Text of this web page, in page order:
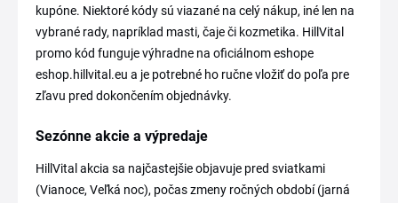
kupóne. Niektoré kódy sú viazané na celý nákup, iné len na
vybrané rady, napríklad masti, čaje či kozmetika. HillVital
promo kód funguje výhradne na oficiálnom eshope
eshop.hillvital.eu a je potrebné ho ručne vložiť do poľa pre
zľavu pred dokončením objednávky.
Sezónne akcie a výpredaje
HillVital akcia sa najčastejšie objavuje pred sviatkami
(Vianoce, Veľká noc), počas zmeny ročných období (jarná